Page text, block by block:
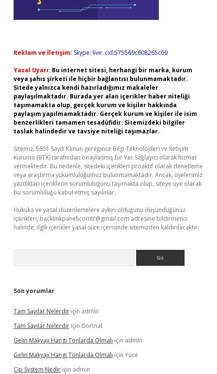
Reklam ve İletişim: Skype: live:.cid.575569c608265c69
Yasal Uyarı: Bu internet sitesi, herhangi bir marka, kurum
veya şahıs şirketi ile hiçbir bağlantısı bulunmamaktadır.
Sitede yalnızca kendi hazırladığımız makaleler
paylaşılmaktadır. Burada yer alan içerikler haber niteliği
taşımamakta olup, gerçek kurum ve kişiler hakkında
paylaşım yapılmamaktadır. Gerçek kurum ve kişiler ile isim
benzerlikleri tamamen tesadüfidir. Sitemizdeki bilgiler
taslak halindedir ve tavsiye niteliği taşımazlar.
Sitemiz, 5651 Sayılı Kanun gereğince Bilgi Teknolojileri ve İletişim
Kurumu (BTK) tarafından onaylanmış bir Yer Sağlayıcı olarak hizmet
vermektedir. Bu nedenle, sitedeki içerikleri proaktif olarak denetleme
veya araştırma yükümlülüğümüz bulunmamaktadır. Ancak, üyelerimiz
yazdıkları içeriklerin sorumluluğunu taşımakta olup, siteye üye olarak
bu sorumluluğu kabul etmiş sayılırlar.
Hukuka ve yasal düzenlemelere aykırı olduğunu düşündüğünüz
içerikleri, backlinkpanelicomtr@gmail.com adresine bildirmeniz
halinde, ilgili içerikler yasal süre içerisinde sitemizden kaldırılacaktır.
Son yorumlar
Tam Sayılar Nelerdir için admin
Tam Sayılar Nelerdir için Dörtnal
Gelin Makyajı Hangi Tonlarda Olmalı için admin
Gelin Makyajı Hangi Tonlarda Olmalı için Yüce
Çip System Nedir için admin